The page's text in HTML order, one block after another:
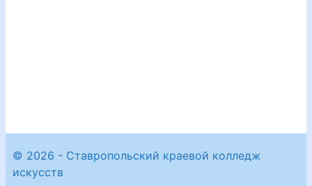
© 2026 - Ставропольский краевой колледж
искусств